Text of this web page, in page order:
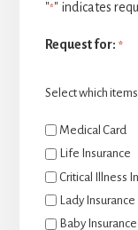
"*" indicates
Request for: *
Select which
Medical Card
Life Insurance
Critical Illness
Lady Insurance
Baby Insurance